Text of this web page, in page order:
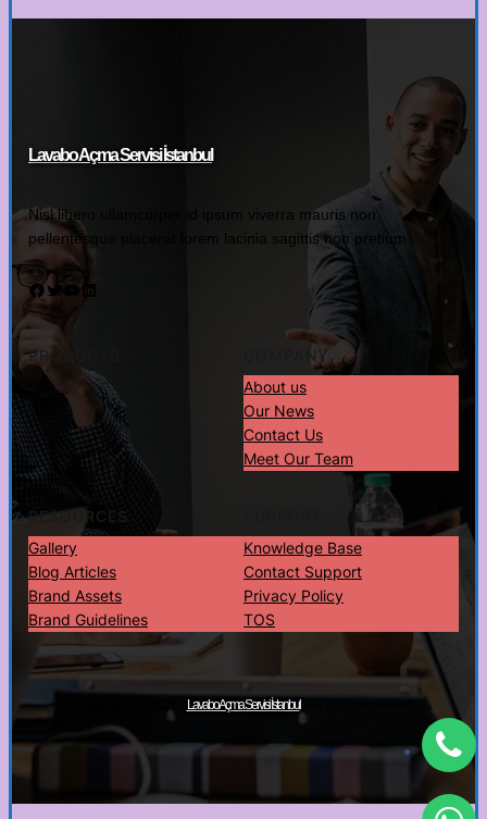
Lavabo Açma Servisi İstanbul
Nisl libero ullamcorper id ipsum viverra mauris non
pellentesque placerat lorem lacinia sagittis non pretium.
Facebook Twitter YouTube LinkedIn
PRODUCTS
COMPANY
About us
Our News
Contact Us
Meet Our Team
RESOURCES
Gallery
Blog Articles
Brand Assets
Brand Guidelines
Knowledge Base
Contact Support
Privacy Policy
TOS
Lavabo Açma Servisi İstanbul· All rights reserved